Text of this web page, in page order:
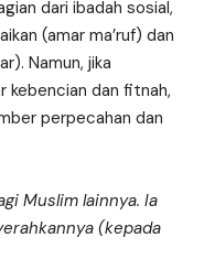
dari ibadah sosial,
(amar ma’ruf) dan
Namun, jika
kebencian dan fitnah,
perpecahan dan
Muslim lainnya. Ia
(kepada